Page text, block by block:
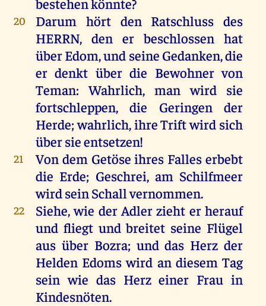
20 Darum hört denRatschlussdes
HERRN, den er beschlossen hat
überEdom,und seine Gedanken,die
er denkt über die Bewohner von
Teman:Wahrlich, man wird sie
fortschleppen,die Geringen
der
Herde;wahrlich,ihreTriftwird sich
übersieentsetzen!
21 Von dem Getöseihres Falles erbebt
die Erde; Geschrei, am Schilfmeer
wirdseinSchallvernommen.
22 Siehe,wie der Adler zieht er herauf
und fliegt und breitet seine Flügel
aus über Bozra; und das Herz der
Helden Edoms wird an diesem Tag
sein wie das Herz einer Frau in
Kindesnöten.